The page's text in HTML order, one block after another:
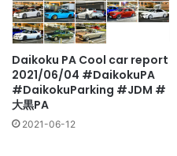
Daikoku PA Cool car report
2021/06/04 #DaikokuPA
#DaikokuParking #JDM #
大黒PA
2021-06-12